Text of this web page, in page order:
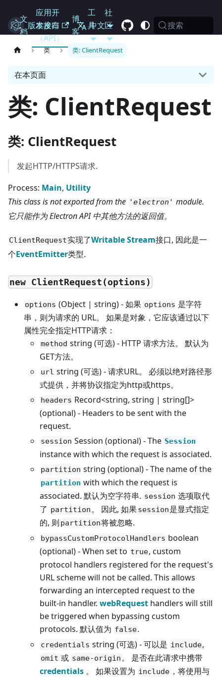
Electron
文
档
应用开
发接口
（API）
博
客
工
具
社
区
版本发布 中文 搜索
类 类: ClientRequest
在本页面
类: ClientRequest
类: ClientRequest
发起HTTP/HTTPS请求.
Process: Main, Utility
This class is not exported from the 'electron' module.
它只能作为 Electron API 中其他方法的返回值。
ClientRequest实现了Writable Stream接口, 因此是一
个EventEmitter类型.
new ClientRequest(options)
options (Object | string) - 如果 options 是字符
串，则为请求的 URL。 如果是对象，它应该通过以下
属性完全指定HTTP请求：
method string (可选) - HTTP 请求方法。 默认为
GET方法。
url string (可选) - 请求URL。 必须以绝对路径形
式提供，并将协议指定为http或https。
headers Record<string, string | string[]>
(optional) - Headers to be sent with the
request.
session Session (optional) - The Session
instance with which the request is associated.
partition string (optional) - The name of the
partition with which the request is
associated. 默认为空字符串. session 选项取代
了 partition。 因此, 如果session是显式指定
的, 则 partition将被忽略.
bypassCustomProtocolHandlers boolean
(optional) - When set to true, custom
protocol handlers registered for the request's
URL scheme will not be called. This allows
forwarding an intercepted request to the
built-in handler. webRequest handlers will still
be triggered when bypassing custom
protocols. 默认值为 false.
credentials string (可选) - 可以是 include,
omit 或 same-origin。 是否在此请求中携带
credentials 。 如果设置为 include ，将使用与